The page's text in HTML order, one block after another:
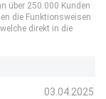
über 250.000 Kunden
die Funktionsweisen
direkt in die
03.04.2025